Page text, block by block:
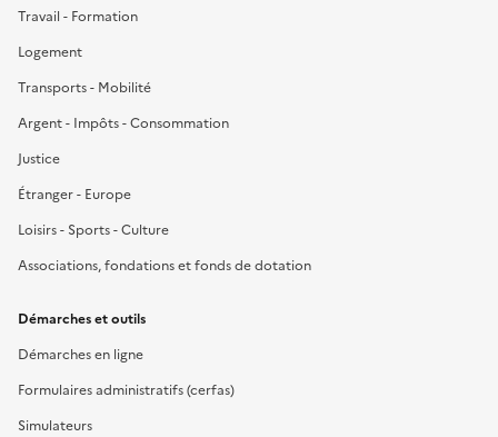
Travail - Formation
Logement
Transports - Mobilité
Argent - Impôts - Consommation
Justice
Étranger - Europe
Loisirs - Sports - Culture
Associations, fondations et fonds de dotation
Démarches et outils
Démarches en ligne
Formulaires administratifs (cerfas)
Simulateurs